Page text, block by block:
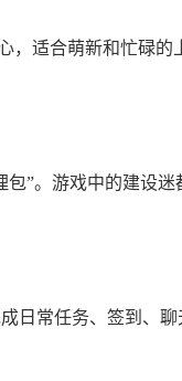
，适合萌新和忙碌
”。游戏中的建设
日常任务、签到、